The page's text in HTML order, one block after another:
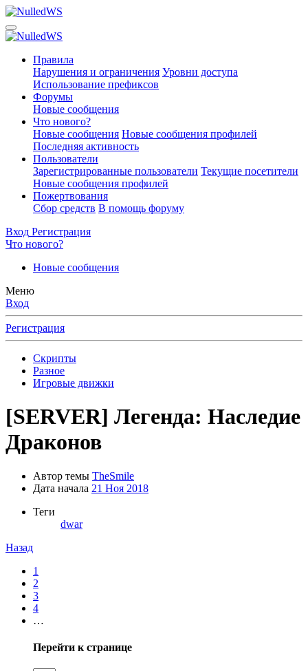
Правила
Нарушения и ограничения Уровни доступа
Использование префиксов
Форумы
Новые сообщения
Что нового?
Новые сообщения Новые сообщения профилей
Последняя активность
Пользователи
Зарегистрированные пользователи Текущие посетители
Новые сообщения профилей
Пожертвования
Сбор средств В помощь форуму
Вход Регистрация
Что нового?
Новые сообщения
Меню
Вход
Регистрация
Скрипты
Разное
Игровые движки
[SERVER] Легенда: Наследие
Драконов
Автор темы TheSmile
Дата начала 21 Ноя 2018
Теги
dwar
Назад
1
2
3
4
…
Перейти к странице